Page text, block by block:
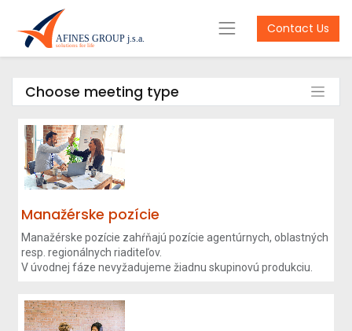
Contact Us
Choose meeting type
Manažérske pozície
Manažérske pozície zahŕňajú pozície agentúrnych, oblastných
resp. regionálnych riaditeľov.
V úvodnej fáze nevyžadujeme žiadnu skupinovú produkciu.